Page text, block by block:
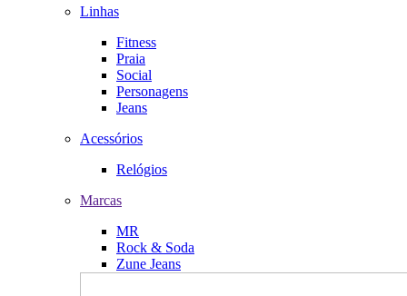
Linhas
Fitness
Praia
Social
Personagens
Jeans
Acessórios
Relógios
Marcas
MR
Rock & Soda
Zune Jeans